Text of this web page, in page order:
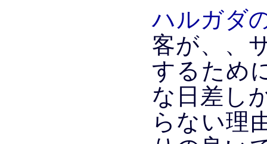
ハルガダ
客が、、
するため
な日差し
らない理